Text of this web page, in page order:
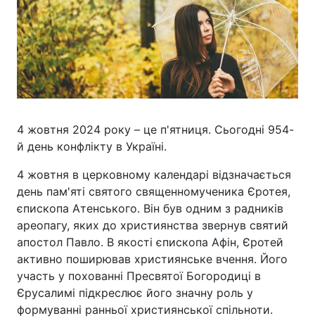
4 жовтня 2024 року – це п'ятниця. Сьогодні 954-
й день конфлікту в Україні.
4 жовтня в церковному календарі відзначається
день пам'яті святого священномученика Єротея,
єпископа Атенського. Він був одним з радників
ареопагу, яких до християнства звернув святий
апостол Павло. В якості єпископа Афін, Єротей
активно поширював християнське вчення. Його
участь у похованні Пресвятої Богородиці в
Єрусалимі підкреслює його значну роль у
формуванні ранньої християнської спільноти.